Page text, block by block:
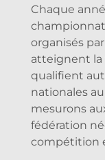
Chaque
organisés
atteignent la
qualifient
nationales
mesurons
fédération
compétition